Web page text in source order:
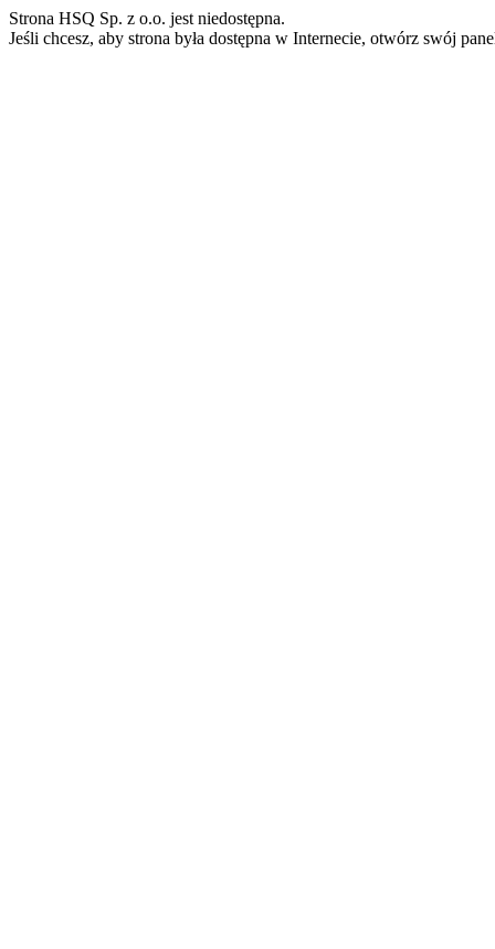
Strona HSQ Sp. z o.o. jest niedostępna.
Jeśli chcesz, aby strona była dostępna w Internecie, otwórz swój